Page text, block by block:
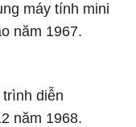
máy tính mini
năm 1967.
diễn
năm 1968.